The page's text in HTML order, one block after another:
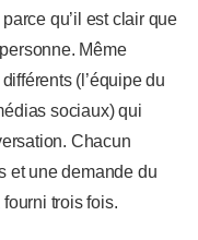
qu’il est clair que
Même
(l’équipe du
sociaux) qui
Chacun
et une demande du
trois fois.